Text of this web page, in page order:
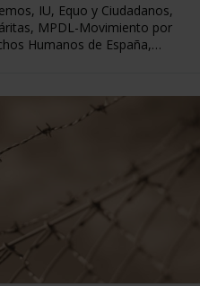
IU, Equo y Ciudadanos,
MPDL-Movimiento por
Humanos de España,…